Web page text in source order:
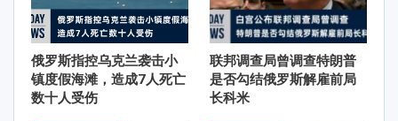
俄罗斯指控乌克兰袭击小
镇度假海滩，造成7人死亡
数十人受伤
联邦调查局曾调查特朗普
是否勾结俄罗斯解雇前局
长科米